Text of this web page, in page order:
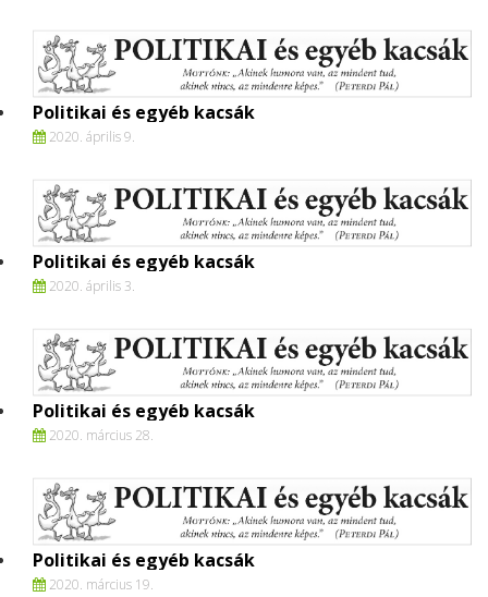
Politikai és egyéb kacsák
2020. április 9.
Politikai és egyéb kacsák
2020. április 3.
Politikai és egyéb kacsák
2020. március 28.
Politikai és egyéb kacsák
2020. március 19.